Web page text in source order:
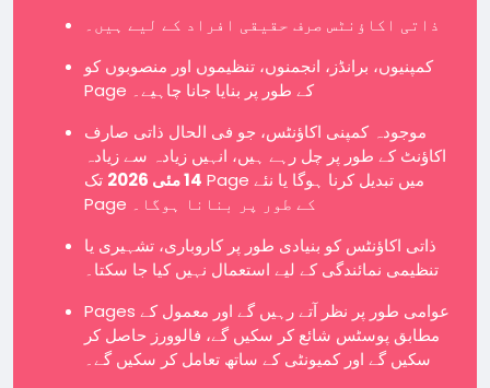
ذاتی اکاؤنٹس صرف حقیقی افراد کے لیے ہیں۔
کمپنیوں، برانڈز، انجمنوں، تنظیموں اور منصوبوں کو
Page کے طور پر بنایا جانا چاہیے۔
موجودہ کمپنی اکاؤنٹس، جو فی الحال ذاتی صارف
اکاؤنٹ کے طور پر چل رہے ہیں، انہیں زیادہ سے زیادہ
14 مئی 2026
تک Page میں تبدیل کرنا ہوگا یا نئے
Page کے طور پر بنانا ہوگا۔
ذاتی اکاؤنٹس کو بنیادی طور پر کاروباری، تشہیری یا
تنظیمی نمائندگی کے لیے استعمال نہیں کیا جا سکتا۔
Pages عوامی طور پر نظر آتے رہیں گے اور معمول کے
مطابق پوسٹس شائع کر سکیں گے، فالوورز حاصل کر
سکیں گے اور کمیونٹی کے ساتھ تعامل کر سکیں گے۔